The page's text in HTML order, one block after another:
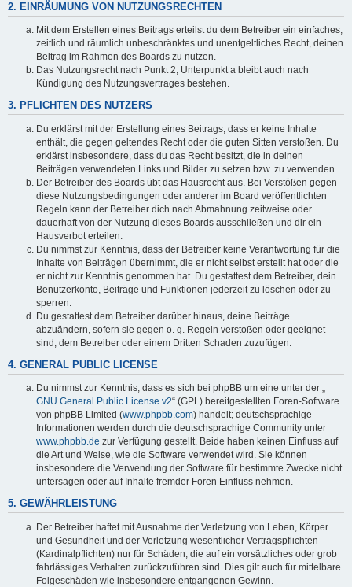
2. EINRÄUMUNG VON NUTZUNGSRECHTEN
Mit dem Erstellen eines Beitrags erteilst du dem Betreiber ein einfaches,
zeitlich und räumlich unbeschränktes und unentgeltliches Recht, deinen
Beitrag im Rahmen des Boards zu nutzen.
Das Nutzungsrecht nach Punkt 2, Unterpunkt a bleibt auch nach
Kündigung des Nutzungsvertrages bestehen.
3. PFLICHTEN DES NUTZERS
Du erklärst mit der Erstellung eines Beitrags, dass er keine Inhalte
enthält, die gegen geltendes Recht oder die guten Sitten verstoßen. Du
erklärst insbesondere, dass du das Recht besitzt, die in deinen
Beiträgen verwendeten Links und Bilder zu setzen bzw. zu verwenden.
Der Betreiber des Boards übt das Hausrecht aus. Bei Verstößen gegen
diese Nutzungsbedingungen oder anderer im Board veröffentlichten
Regeln kann der Betreiber dich nach Abmahnung zeitweise oder
dauerhaft von der Nutzung dieses Boards ausschließen und dir ein
Hausverbot erteilen.
Du nimmst zur Kenntnis, dass der Betreiber keine Verantwortung für die
Inhalte von Beiträgen übernimmt, die er nicht selbst erstellt hat oder die
er nicht zur Kenntnis genommen hat. Du gestattest dem Betreiber, dein
Benutzerkonto, Beiträge und Funktionen jederzeit zu löschen oder zu
sperren.
Du gestattest dem Betreiber darüber hinaus, deine Beiträge
abzuändern, sofern sie gegen o. g. Regeln verstoßen oder geeignet
sind, dem Betreiber oder einem Dritten Schaden zuzufügen.
4. GENERAL PUBLIC LICENSE
Du nimmst zur Kenntnis, dass es sich bei phpBB um eine unter der „
GNU General Public License v2“ (GPL) bereitgestellten Foren-Software
von phpBB Limited (www.phpbb.com) handelt; deutschsprachige
Informationen werden durch die deutschsprachige Community unter
www.phpbb.de zur Verfügung gestellt. Beide haben keinen Einfluss auf
die Art und Weise, wie die Software verwendet wird. Sie können
insbesondere die Verwendung der Software für bestimmte Zwecke nicht
untersagen oder auf Inhalte fremder Foren Einfluss nehmen.
5. GEWÄHRLEISTUNG
Der Betreiber haftet mit Ausnahme der Verletzung von Leben, Körper
und Gesundheit und der Verletzung wesentlicher Vertragspflichten
(Kardinalpflichten) nur für Schäden, die auf ein vorsätzliches oder grob
fahrlässiges Verhalten zurückzuführen sind. Dies gilt auch für mittelbare
Folgeschäden wie insbesondere entgangenen Gewinn.